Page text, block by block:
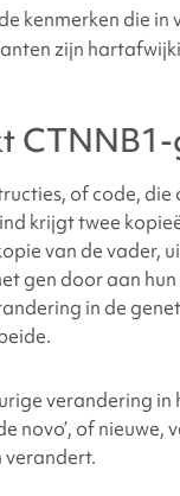
kenmerken die
zijn
of code,
krijgt twee
van de vader,
gen door aan
in de
verandering
novo’, of
verandert.